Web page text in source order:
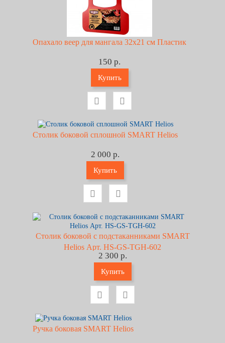
Опахало веер для мангала 32х21 см Пластик
150 р.
Купить
Столик боковой сплошной SMART Helios
2 000 р.
Купить
Столик боковой с подстаканниками SMART
Helios Арт. HS-GS-ТGH-602
2 300 р.
Купить
Ручка боковая SMART Helios